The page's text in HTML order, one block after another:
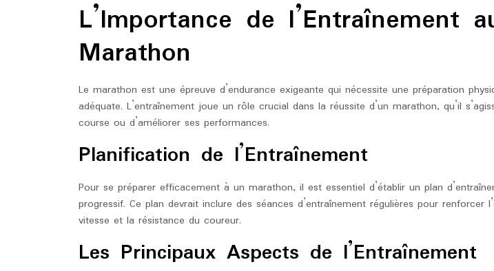
2025
marathon
L’Importance de l’Entraînement
Marathon
Le marathon est une épreuve d’endurance exigeante qui nécessite une préparation
adéquate. L’entraînement joue un rôle crucial dans la réussite d’un marathon, qu’il
course ou d’améliorer ses performances.
Planification de l’Entraînement
Pour se préparer efficacement à un marathon, il est essentiel d’établir un plan
progressif. Ce plan devrait inclure des séances d’entraînement régulières pour renforcer
vitesse et la résistance du coureur.
Les Principaux Aspects de l’Entraînement